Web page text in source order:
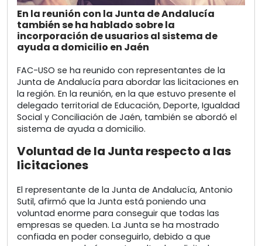
En la reunión con la Junta de Andalucía
también se ha hablado sobre la
incorporación de usuarios al sistema de
ayuda a domicilio en Jaén
FAC-USO se ha reunido con representantes de la
Junta de Andalucía para abordar las licitaciones en
la región. En la reunión, en la que estuvo presente el
delegado territorial de Educación, Deporte, Igualdad
Social y Conciliación de Jaén, también se abordó el
sistema de ayuda a domicilio.
Voluntad de la Junta respecto a las
licitaciones
El representante de la Junta de Andalucía, Antonio
Sutil, afirmó que la Junta está poniendo una
voluntad enorme para conseguir que todas las
empresas se queden. La Junta se ha mostrado
confiada en poder conseguirlo, debido a que